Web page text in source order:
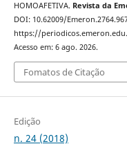
HOMOAFETIVA. Revista da
DOI: 10.62009/
https://
Acesso em: 6 ago. 2026.
Fomatos de Citação
Edição
n. 24 (2018)